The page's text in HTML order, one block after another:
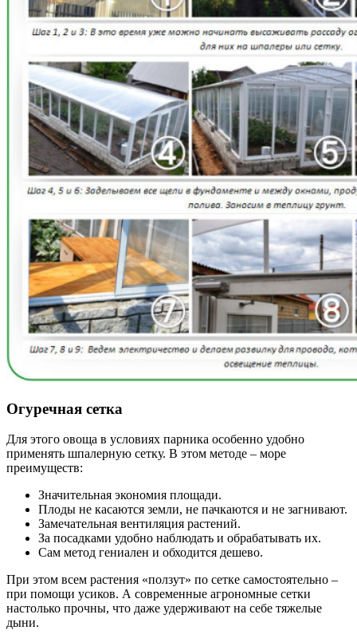
Огуречная сетка
Для этого овоща в условиях парника особенно удобно
применять шпалерную сетку. В этом методе – море
преимуществ:
Значительная экономия площади.
Плоды не касаются земли, не пачкаются и не загнивают.
Замечательная вентиляция растений.
За посадками удобно наблюдать и обрабатывать их.
Сам метод гениален и обходится дешево.
При этом всем растения «ползут» по сетке самостоятельно –
при помощи усиков. А современные агрономные сетки
настолько прочны, что даже удерживают на себе тяжелые
дыни.